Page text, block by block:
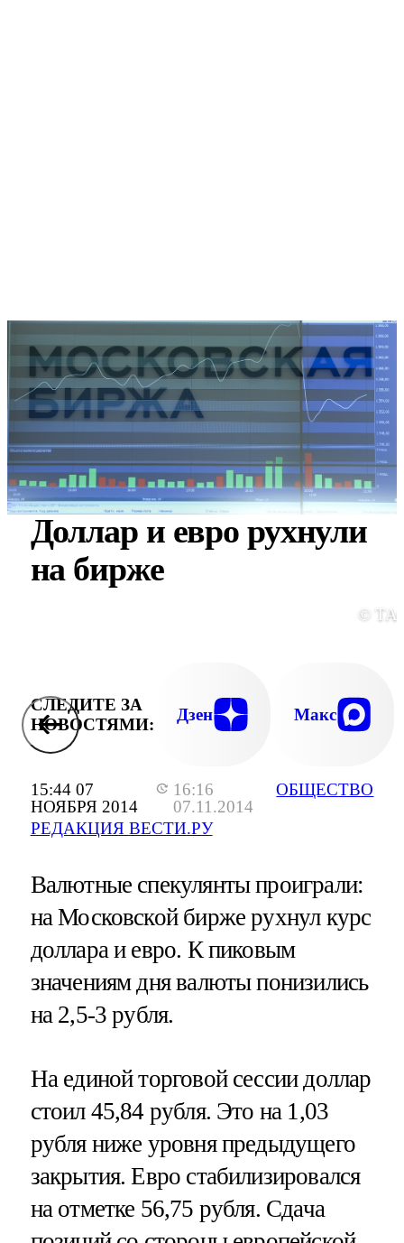
15:44 07
НОЯБРЯ 2014
16:16
07.11.2014
РЕДАКЦИЯ ВЕСТИ.РУ
ОБЩЕСТВО
Доллар и евро рухнули
на бирже
©
СЛЕДИТЕ ЗА
НОВОСТЯМИ:
Дзен Макс
Валютные спекулянты проиграли:
на Московской бирже рухнул курс
доллара и евро. К пиковым
значениям дня валюты понизились
на 2,5-3 рубля.
На единой торговой сессии доллар
стоил 45,84 рубля. Это на 1,03
рубля ниже уровня предыдущего
закрытия. Евро стабилизировался
на отметке 56,75 рубля. Сдача